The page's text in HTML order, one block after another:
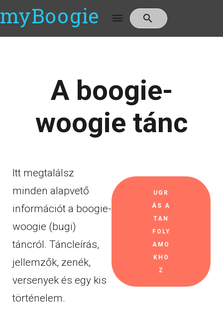
myBoogie
A boogie-
woogie tánc
Itt megtalálsz
minden alapvető
információt a boogie-
woogie (bugi)
táncról. Táncleírás,
jellemzők, zenék,
versenyek és egy kis
történelem.
UGR
ÁS A
TAN
FOLY
AMO
KHO
Z